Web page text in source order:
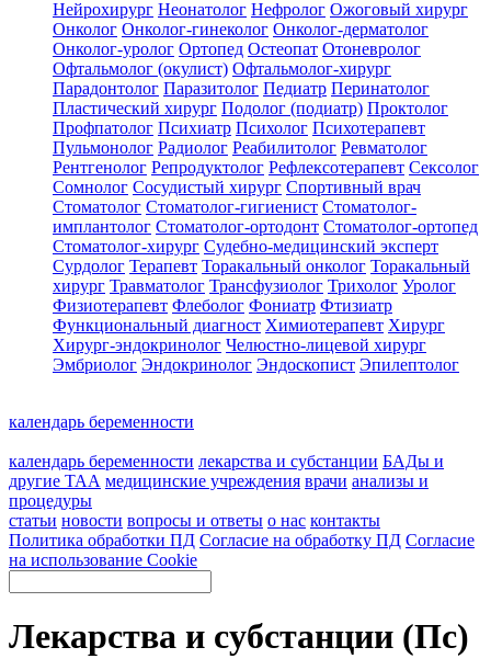
Нейрохирург Неонатолог Нефролог Ожоговый хирург
Онколог Онколог-гинеколог Онколог-дерматолог
Онколог-уролог Ортопед Остеопат Отоневролог
Офтальмолог (окулист) Офтальмолог-хирург
Парадонтолог Паразитолог Педиатр Перинатолог
Пластический хирург Подолог (подиатр) Проктолог
Профпатолог Психиатр Психолог Психотерапевт
Пульмонолог Радиолог Реабилитолог Ревматолог
Рентгенолог Репродуктолог Рефлексотерапевт Сексолог
Сомнолог Сосудистый хирург Спортивный врач
Стоматолог Стоматолог-гигиенист Стоматолог-
имплантолог Стоматолог-ортодонт Стоматолог-ортопед
Стоматолог-хирург Судебно-медицинский эксперт
Сурдолог Терапевт Торакальный онколог Торакальный
хирург Травматолог Трансфузиолог Трихолог Уролог
Физиотерапевт Флеболог Фониатр Фтизиатр
Функциональный диагност Химиотерапевт Хирург
Хирург-эндокринолог Челюстно-лицевой хирург
Эмбриолог Эндокринолог Эндоскопист Эпилептолог
календарь беременности
календарь беременности лекарства и субстанции БАДы и
другие ТАА медицинские учреждения врачи анализы и
процедуры
статьи новости вопросы и ответы о нас контакты
Политика обработки ПД Согласие на обработку ПД Согласие
на использование Cookie
Лекарства и субстанции (Пс)